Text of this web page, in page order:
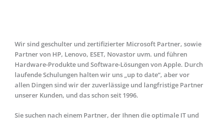
Wir sind geschulter und zertifizierter Microsoft Partner, sowie
Partner von HP, Lenovo, ESET, Novastor uvm. und führen
Hardware-Produkte und Software-Lösungen von Apple. Durch
laufende Schulungen halten wir uns „up to date“, aber vor
allen Dingen sind wir der zuverlässige und langfristige Partner
unserer Kunden, und das schon seit 1996.
Sie suchen nach einem Partner, der Ihnen die optimale IT und